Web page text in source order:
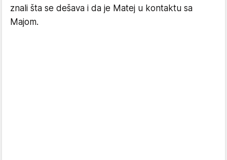
znali šta se dešava i da je Matej u kontaktu sa
Majom.